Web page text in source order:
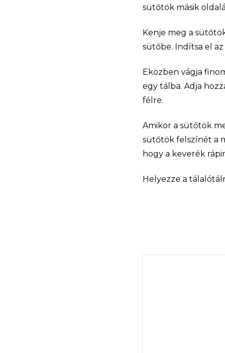
sütőtök másik
Kenje meg a
sütőbe. Indítsa el az
Eközben vágja
egy tálba. Adja
félre.
Amikor a sütőtök
sütőtök felszínét a
hogy a keverék
Helyezze a